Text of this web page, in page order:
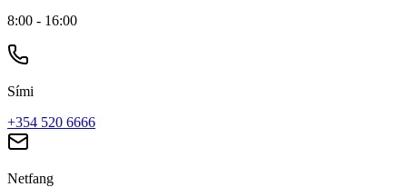
8:00 - 16:00
Sími
+354 520 6666
Netfang